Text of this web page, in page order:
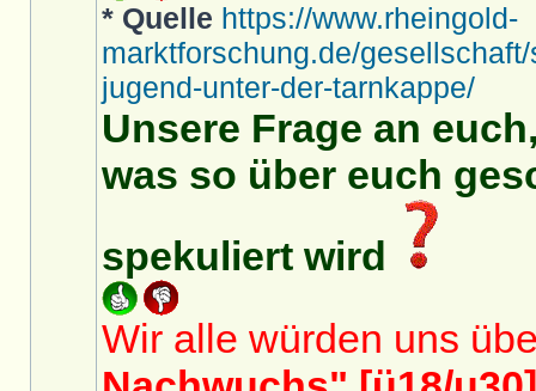
* Quelle https://www.rheingold-
marktforschung.de/
jugend-unter-der-tarnkappe/
Unsere Frage an
was so über euch
spekuliert wird
Wir alle würden uns